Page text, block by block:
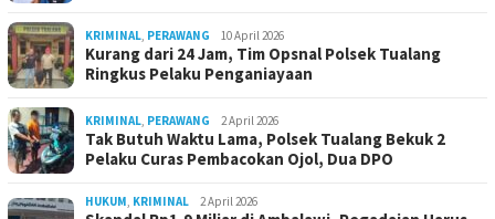
KRIMINAL PERAWANG 10 April 2026
Kurang dari 24 Jam, Tim Opsnal Polsek Tualang
Ringkus Pelaku Penganiayaan
KRIMINAL PERAWANG 2 April 2026
Tak Butuh Waktu Lama, Polsek Tualang Bekuk 2
Pelaku Curas Pembacokan Ojol, Dua DPO
HUKUM KRIMINAL 2 April 2026